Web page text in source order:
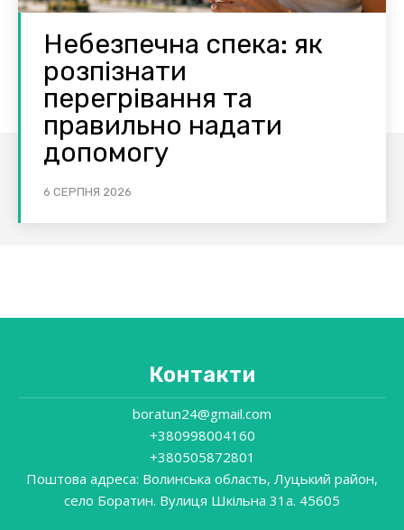
Небезпечна спека: як
розпізнати
перегрівання та
правильно надати
допомогу
6 СЕРПНЯ 2026
Контакти
boratun24@gmail.com
+380998004160
+380505872801
Поштова адреса: Волинська область, Луцький район,
село Боратин. Вулиця Шкільна 31a. 45605